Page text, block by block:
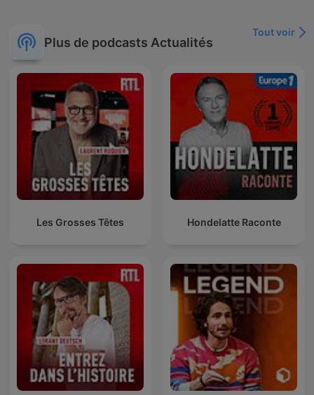
Plus de podcasts Actualités
Tout voir
Les Grosses Têtes Hondelatte Raconte